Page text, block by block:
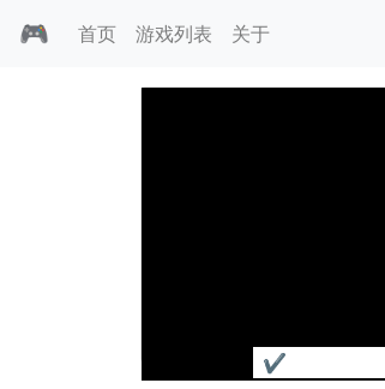
🎮 首页 游戏列表 关于
✔